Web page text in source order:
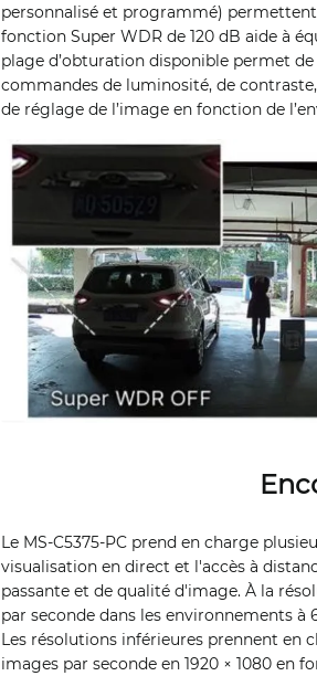
personnalisé et programmé)
fonction Super WDR de 120 dB aide à
plage d’obturation disponible permet
commandes de luminosité, de
de réglage de l’image en fonction de
Le MS-C5375-PC prend en charge
visualisation en direct et l'accès à
passante et de qualité d'image. À la
par seconde dans les environnements à
Les résolutions inférieures prennent en
images par seconde en 1920 × 1080 en